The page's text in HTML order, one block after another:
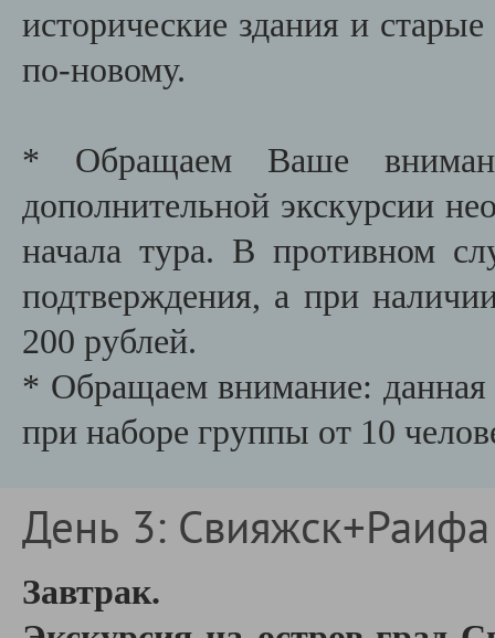
исторические здания и
по-новому.
* Обращаем Ваше
дополнительной экскурсии
начала тура. В противном
подтверждения, а при
200 рублей.
* Обращаем внимание: данная
при наборе группы от 10
День 3: Свияжск+Раифа
Завтрак.